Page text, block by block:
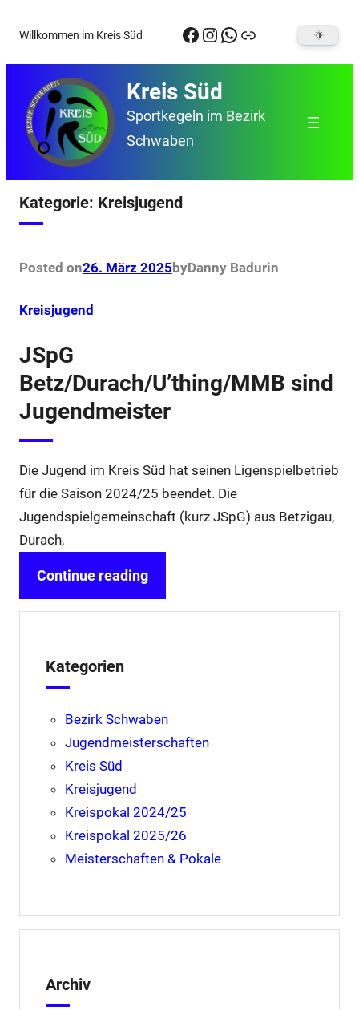
Inhalt
springen
Willkommen im Kreis Süd Facebook
Instagram
WhatsApp
Link
Kreis Süd
Sportkegeln im Bezirk
Schwaben
Kategorie: Kreisjugend
Posted on26. März 2025byDanny Badurin
Kreisjugend
JSpG
Betz/Durach/U’thing/MMB sind
Jugendmeister
Die Jugend im Kreis Süd hat seinen Ligenspielbetrieb
für die Saison 2024/25 beendet. Die
Jugendspielgemeinschaft (kurz JSpG) aus Betzigau,
Durach,
Continue reading
Kategorien
Bezirk Schwaben
Jugendmeisterschaften
Kreis Süd
Kreisjugend
Kreispokal 2024/25
Kreispokal 2025/26
Meisterschaften & Pokale
Archiv